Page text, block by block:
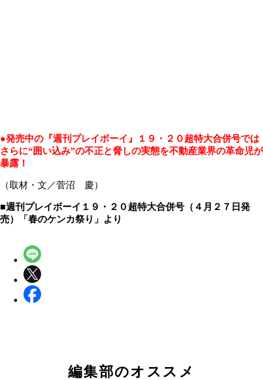
●発売中の『週刊プレイボーイ』１９・２０超特大合併号では
さらに“囲い込み”の不正と脅しの実態を不動産業界の革命児が
暴露！
（取材・文／菅沼 慶）
■週刊プレイボーイ１９・２０ 超特大合併号（４月２７日発
売）「春のケンカ祭り」より
編集部のオススメ